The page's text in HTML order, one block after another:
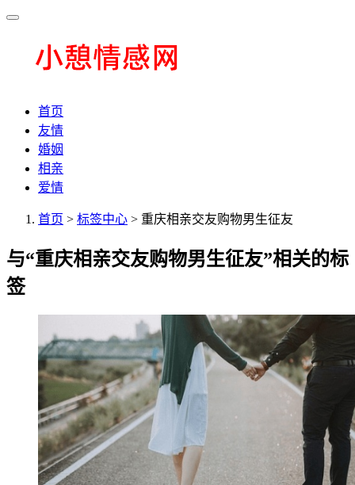
首页
友情
婚姻
相亲
爱情
首页 > 标签中心 > 重庆相亲交友购物男生征友
与“重庆相亲交友购物男生征友”相关的标
签